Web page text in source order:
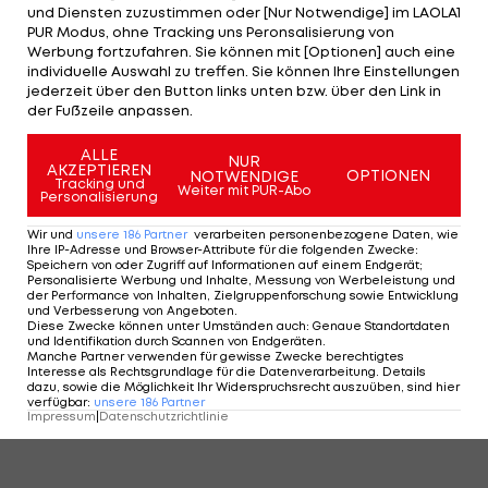
Tatsächlich gab es in der Geschichte des Fußballs
einige Spieler oder Trainer, die für beide
Gigantenklubs tätig waren.
1 VON 21
KOMMENTARE
und Diensten zuzustimmen oder [Nur Notwendige] im LAOLA1
PUR Modus, ohne Tracking uns Peronsalisierung von
Werbung fortzufahren. Sie können mit [Optionen] auch eine
individuelle Auswahl zu treffen. Sie können Ihre Einstellungen
jederzeit über den Button links unten bzw. über den Link in
der Fußzeile anpassen.
ALLE
AKZEPTIEREN
Tracking und
Personalisierung
NUR
NOTWENDIGE
Weiter mit PUR-Abo
OPTIONEN
Wir und unsere 186 Partner verarbeiten personenbezogene Daten, wie
Ihre IP-Adresse und Browser-Attribute für die folgenden Zwecke:
Speichern von oder Zugriff auf Informationen auf einem Endgerät;
Personalisierte Werbung und Inhalte, Messung von Werbeleistung und
der Performance von Inhalten, Zielgruppenforschung sowie Entwicklung
und Verbesserung von Angeboten
Diese Zwecke können unter Umständen auch: Genaue Standortdaten
und Identifikation durch Scannen von Endgeräten
Manche Partner verwenden für gewisse Zwecke berechtigtes
Interesse als Rechtsgrundlage für die Datenverarbeitung. Details
dazu, sowie die Möglichkeit Ihr Widerspruchsrecht auszuüben, sind hier
verfügbar: unsere 186 Partner
Impressum|Datenschutzrichtlinie